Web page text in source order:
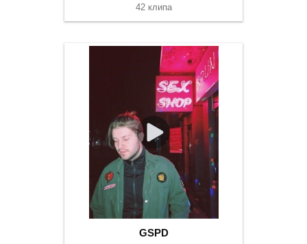
42 клипа
GSPD